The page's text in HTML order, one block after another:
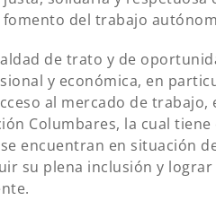
del trabajo
de trato y de
y económica, en
al mercado de trabajo,
Columbares, la cual
encuentran en situación
su plena inclusión y